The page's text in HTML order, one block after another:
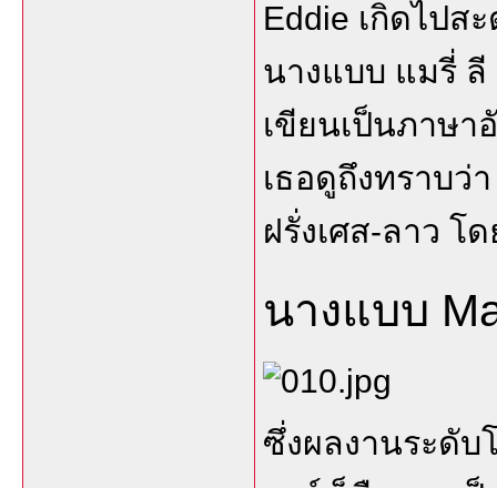
Eddie เกิดไปส
นางแบบ แมรี่
เขียนเป็นภาษา
เธอดูถึงทราบว่
ฝรั่งเศส-ลาว โ
นางแบบ
ซึ่งผลงานระดั